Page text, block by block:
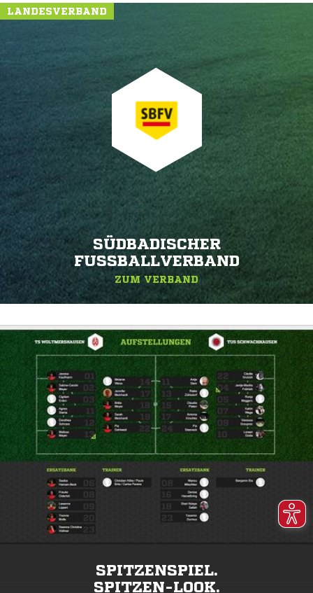
LANDESVERBAND
SÜDBADISCHER
FUSSBALLVERBAND
ZUM VERBAND
SPITZENSPIEL.
SPITZEN-LOOK.